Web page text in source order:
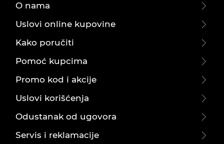
O nama
Uslovi online kupovine
Kako poručiti
Pomoć kupcima
Promo kod i akcije
Uslovi korišćenja
Odustanak od ugovora
Servis i reklamacije